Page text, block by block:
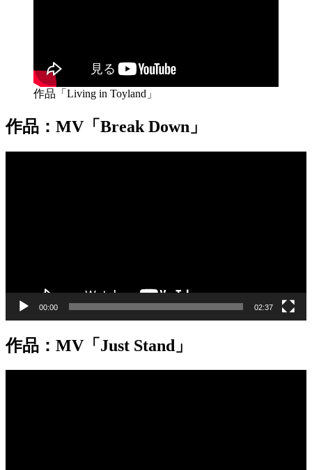
作品「Living in Toyland」
作品：MV「Break Down」
00:00 02:37
作品：MV「Just Stand」